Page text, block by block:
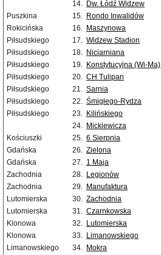
14. Dw. Łódź Widzew
Puszkina
15. Rondo Inwalidów
Rokicińska
16. Maszynowa
Piłsudskiego
17. Widzew Stadion
Piłsudskiego
18. Niciarniana
Piłsudskiego
19. Konstytucyjna (Wi-Ma)
Piłsudskiego
20. CH Tulipan
Piłsudskiego
21. Sarnia
Piłsudskiego
22. Śmigłego-Rydza
Piłsudskiego
23. Kilińskiego
24. Mickiewicza
Kościuszki
25. 6 Sierpnia
Gdańska
26. Zielona
Gdańska
27. 1 Maja
Zachodnia
28. Legionów
Zachodnia
29. Manufaktura
Lutomierska
30. Zachodnia
Lutomierska
31. Czarnkowska
Klonowa
32. Lutomierska
Klonowa
33. Limanowskiego
Limanowskiego
34. Mokra